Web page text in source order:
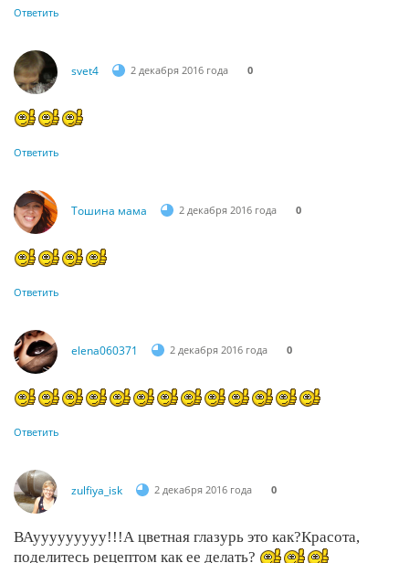
Ответить
svet4 2 декабря 2016 года 0
Ответить
Тошина мама 2 декабря 2016 года 0
Ответить
elena060371 2 декабря 2016 года 0
Ответить
zulfiya_isk 2 декабря 2016 года 0
ВАууууууууу!!!А цветная глазурь это как?Красота,
поделитесь рецептом как ее делать?